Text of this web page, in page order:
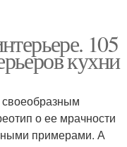
105
кухни
своеобразным
о ее мрачности
примерами. А